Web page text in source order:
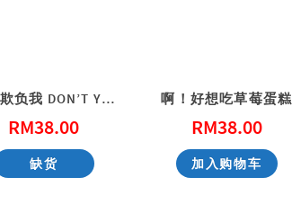
别再欺负我 DON’T YOU DARE BULLY ME
RM38.00
缺货
啊！好想吃草莓蛋糕
RM38.00
加入购物车